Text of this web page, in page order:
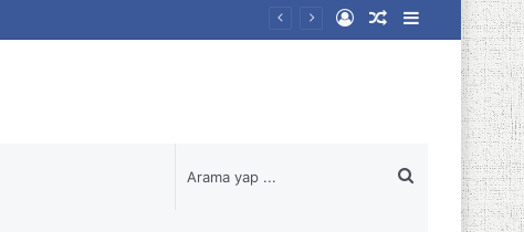
Kenar
Bölmesi
Rastgele
Kayıt